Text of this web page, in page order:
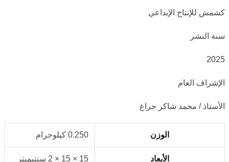
كشمش للإنتاج الإبداعي
سنة النشر
2025
الإشراف العام
الأستاذ / محمد شاكر جراغ
الوزن 0.250 كيلوجرام
الأبعاد 15 × 15 × 2 سنتيميتر